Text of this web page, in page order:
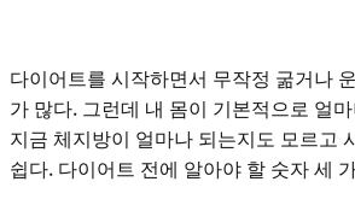
다이어트를 시작하면서 무작정 굶거나
가 많다. 그런데 내 몸이 기본적으로 얼
지금 체지방이 얼마나 되는지도 모르고
쉽다. 다이어트 전에 알아야 할 숫자 세